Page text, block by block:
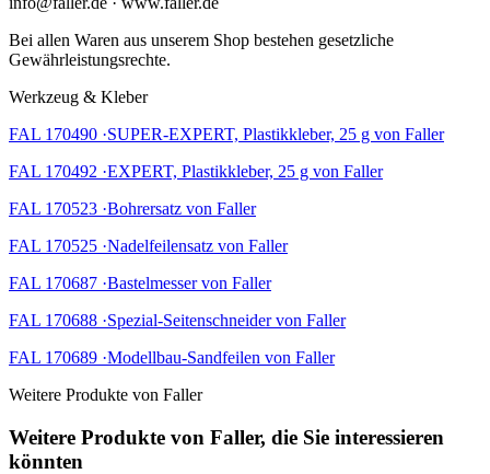
Bei allen Waren aus unserem Shop bestehen gesetzliche
Gewährleistungsrechte.
Werkzeug & Kleber
FAL 170490 ·SUPER-EXPERT, Plastikkleber, 25 g von Faller
FAL 170492 ·EXPERT, Plastikkleber, 25 g von Faller
FAL 170523 ·Bohrersatz von Faller
FAL 170525 ·Nadelfeilensatz von Faller
FAL 170687 ·Bastelmesser von Faller
FAL 170688 ·Spezial-Seitenschneider von Faller
FAL 170689 ·Modellbau-Sandfeilen von Faller
Weitere Produkte von Faller
Weitere Produkte von Faller, die Sie interessieren
könnten